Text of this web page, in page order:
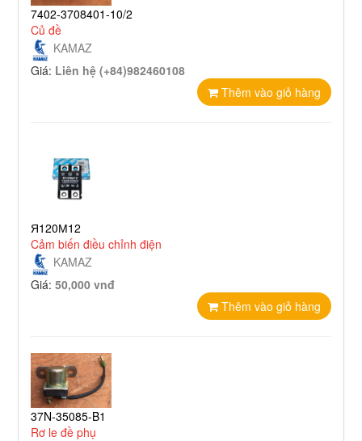
7402-3708401-10/2
Củ đề
KAMAZ
Giá: Liên hệ (+84)982460108
Thêm vào giỏ hàng
Я120М12
Cảm biến điều chỉnh điện
KAMAZ
Giá:50,000 vnđ
Thêm vào giỏ hàng
37N-35085-B1
Rơ le đề phụ